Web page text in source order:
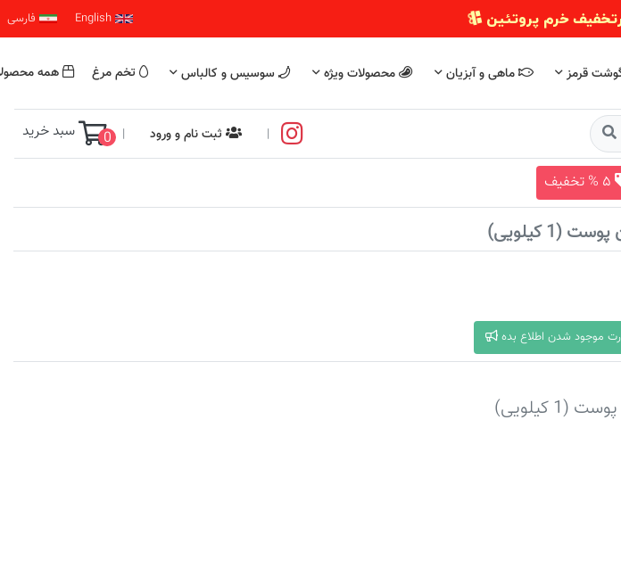
فارسی خرم پروتئین
قرمز ماهی و آبزیان محصولات ویژه سوسیس و کالباس تخم مرغ همه
| ثبت نام و ورود |
0 سبد خرید
(1 کیلویی)
موجود شدن اطلاع بده
کیلویی)